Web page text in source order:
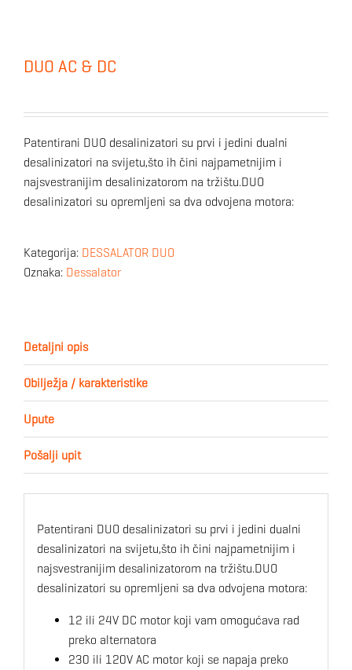
DUO AC & DC
Patentirani DUO desalinizatori su prvi i jedini dualni
desalinizatori na svijetu,što ih čini najpametnijim i
najsvestranijim desalinizatorom na tržištu.DUO
desalinizatori su opremljeni sa dva odvojena motora:
Kategorija: DESSALATOR DUO
Oznaka: Dessalator
Detaljni opis
Obilježja / karakteristike
Upute
Pošalji upit
Patentirani DUO desalinizatori su prvi i jedini dualni
desalinizatori na svijetu,što ih čini najpametnijim i
najsvestranijim desalinizatorom na tržištu.DUO
desalinizatori su opremljeni sa dva odvojena motora:
12 ili 24V DC motor koji vam omogućava rad
preko alternatora
230 ili 120V AC motor koji se napaja preko